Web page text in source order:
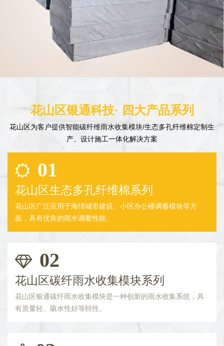
花山区银通科技· 四大产品系列
花山区为客户提供智能碳纤维雨水收集模块/生态多孔纤维棉定制生
产、设计施工一体化解决方案
01
花山区生态多孔纤维棉系列
花山区广泛应用于海绵城市建设、小区办公楼调蓄模块等方
面，具有优良的雨水调蓄性能。
02
花山区碳纤雨水收集模块系列
花山区银通碳纤雨水收集模块是一种创新的雨水收集系统，具
有质量轻、吸水性好等特性。